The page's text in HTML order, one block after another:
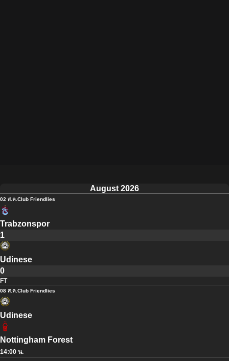
August 2026
02 ส.ค. Club Friendlies
Trabzonspor
1
Udinese
0
FT
08 ส.ค. Club Friendlies
Udinese
Nottingham Forest
14:00 น.